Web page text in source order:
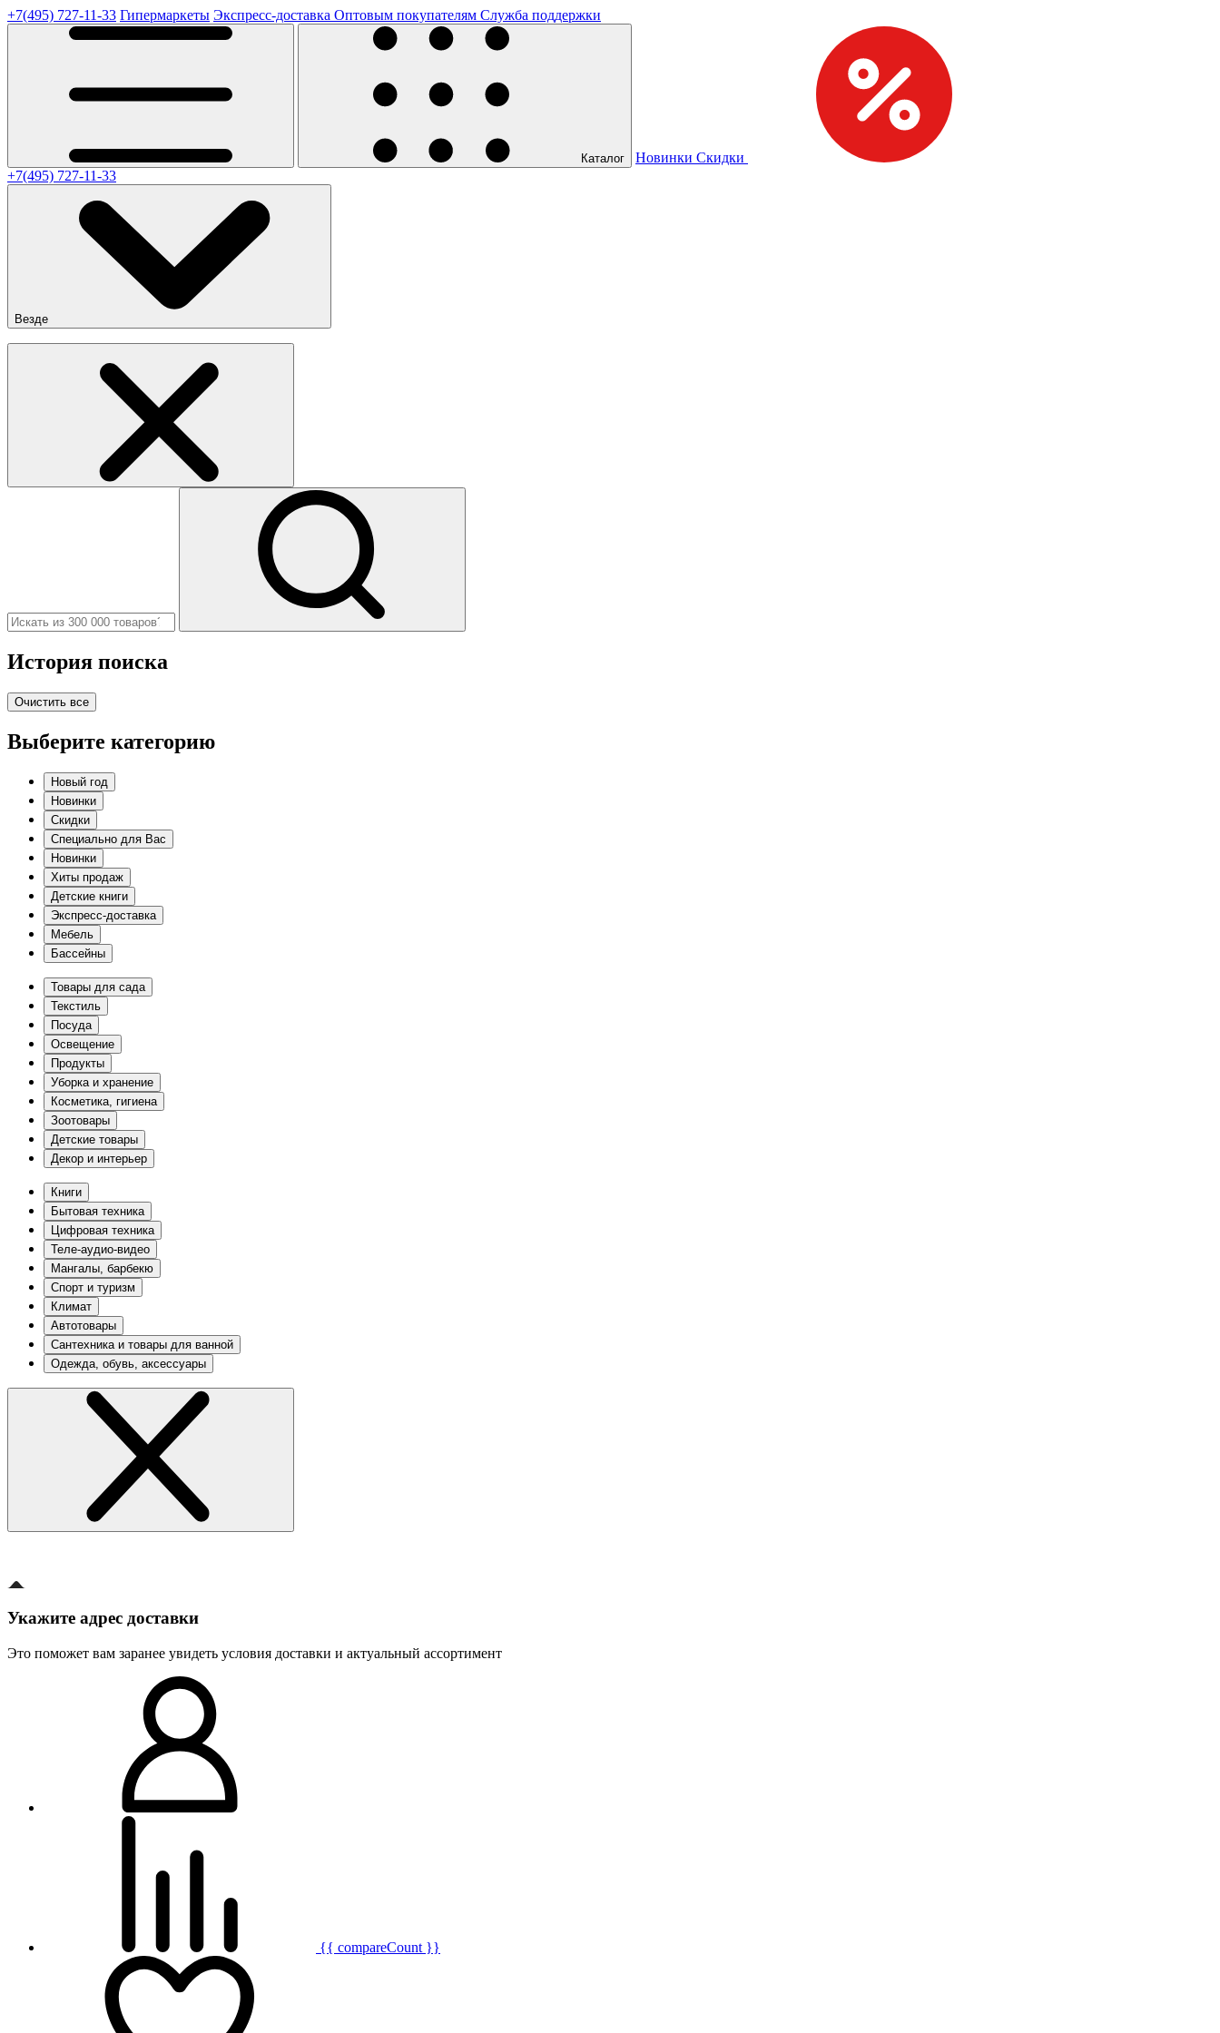
+7(495) 727-11-33 Гипермаркеты Экспресс-доставка Оптовым покупателям Служба поддержки
Каталог Новинки Скидки
+7(495) 727-11-33
Везде
История поиска
Очистить все
Выберите категорию
Новый год
Новинки
Скидки
Специально для Вас
Новинки
Хиты продаж
Детские книги
Экспресс-доставка
Мебель
Бассейны
Товары для сада
Текстиль
Посуда
Освещение
Продукты
Уборка и хранение
Косметика, гигиена
Зоотовары
Детские товары
Декор и интерьер
Книги
Бытовая техника
Цифровая техника
Теле-аудио-видео
Мангалы, барбекю
Спорт и туризм
Климат
Автотовары
Сантехника и товары для ванной
Одежда, обувь, аксессуары
Укажите адрес доставки
Это поможет вам заранее увидеть условия доставки и актуальный ассортимент
{{ compareCount }}